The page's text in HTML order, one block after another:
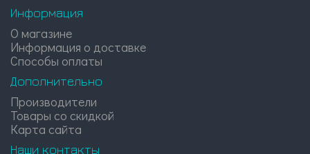
Информация
О магазине
Информация о доставке
Способы оплаты
Дополнительно
Производители
Товары со скидкой
Карта сайта
Наши контакты